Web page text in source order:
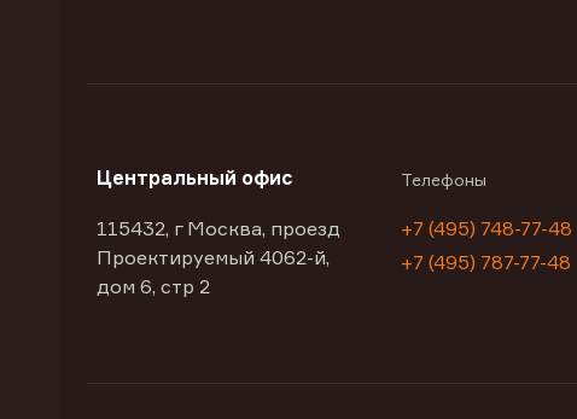
Центральный офис
115432, г Москва, проезд
Проектируемый 4062-й,
дом 6, стр 2
Телефоны
+7 (495) 748-77-48
+7 (495) 787-77-48